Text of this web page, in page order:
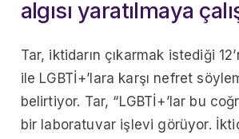
algısı yaratılmaya
Tar, iktidarın çıkarmak istediği
ile LGBTİ+’lara karşı nefret
belirtiyor. Tar, “LGBTİ+’lar bu
bir laboratuvar işlevi görüyor.